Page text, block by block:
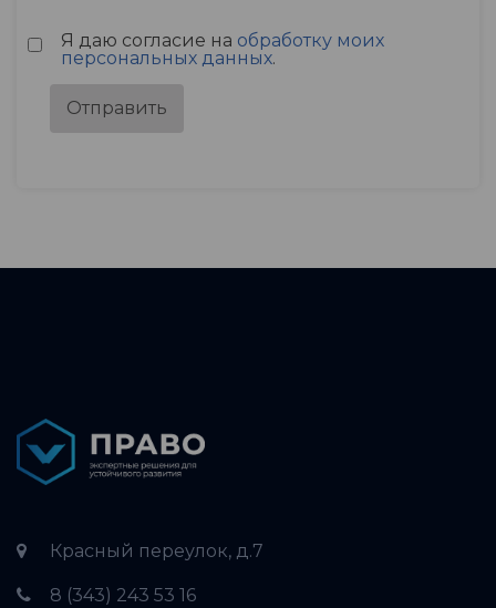
Я даю согласие на обработку моих
персональных данных.
Отправить
Красный переулок, д.7
8 (343) 243 53 16